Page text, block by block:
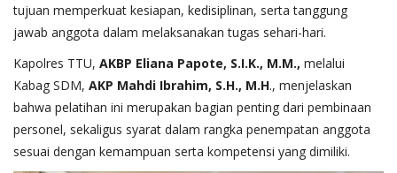
tujuan memperkuat kesiapan, kedisiplinan, serta tanggung
jawab anggota dalam melaksanakan tugas sehari-hari.
Kapolres TTU, AKBP Eliana Papote, S.I.K., M.M., melalui
Kabag SDM, AKP Mahdi Ibrahim, S.H., M.H., menjelaskan
bahwa pelatihan ini merupakan bagian penting dari pembinaan
personel, sekaligus syarat dalam rangka penempatan anggota
sesuai dengan kemampuan serta kompetensi yang dimiliki.